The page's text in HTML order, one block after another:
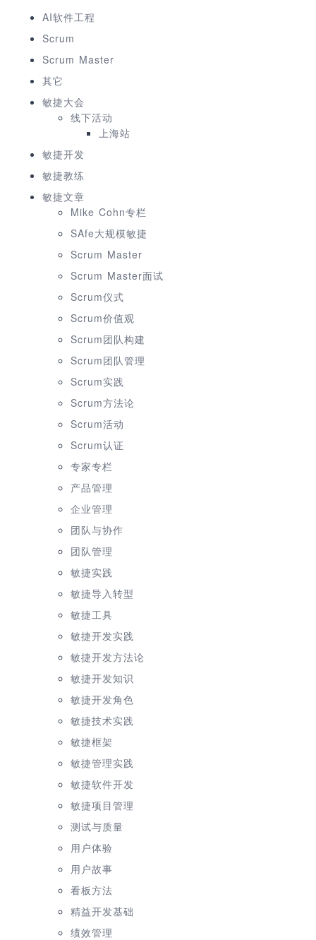
AI软件工程
Scrum
Scrum Master
其它
敏捷大会
线下活动
上海站
敏捷开发
敏捷教练
敏捷文章
Mike Cohn专栏
SAfe大规模敏捷
Scrum Master
Scrum Master面试
Scrum仪式
Scrum价值观
Scrum团队构建
Scrum团队管理
Scrum实践
Scrum方法论
Scrum活动
Scrum认证
专家专栏
产品管理
企业管理
团队与协作
团队管理
敏捷实践
敏捷导入转型
敏捷工具
敏捷开发实践
敏捷开发方法论
敏捷开发知识
敏捷开发角色
敏捷技术实践
敏捷框架
敏捷管理实践
敏捷软件开发
敏捷项目管理
测试与质量
用户体验
用户故事
看板方法
精益开发基础
绩效管理